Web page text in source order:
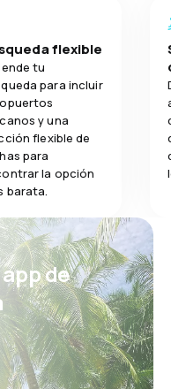
flexible
tu
para incluir
y una
flexible de
para
la opción
barata.
app de